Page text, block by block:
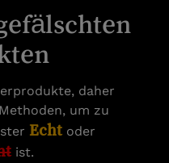
daher
um zu
Echtoder
ist.